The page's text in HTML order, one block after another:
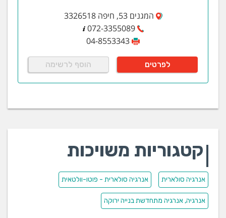
המגנים 53, חיפה 3326518
072-3355089
04-8553343
לפרטים הוסף לרשימה
קטגוריות משויכות
אנרגיה סולארית אנרגיה סולארית - פוטו-וולטאית
אנרגיה, אנרגיה מתחדשת בנייה ירוקה